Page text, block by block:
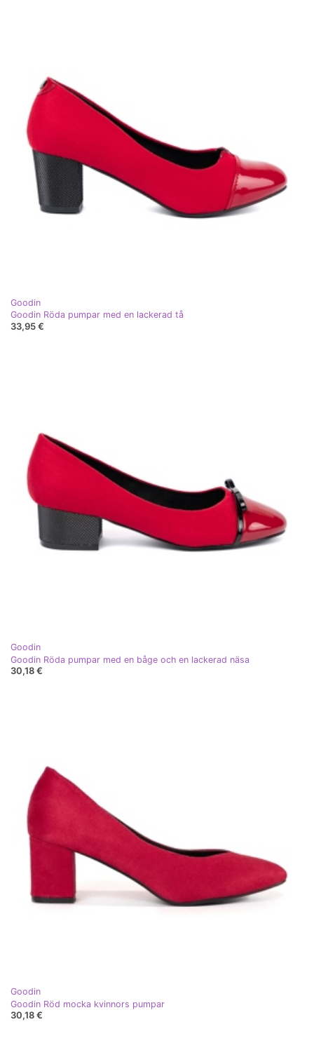
Goodin
Goodin Röda pumpar med en lackerad tå
33,95 €
Goodin
Goodin Röda pumpar med en båge och en lackerad näsa
30,18 €
Goodin
Goodin Röd mocka kvinnors pumpar
30,18 €